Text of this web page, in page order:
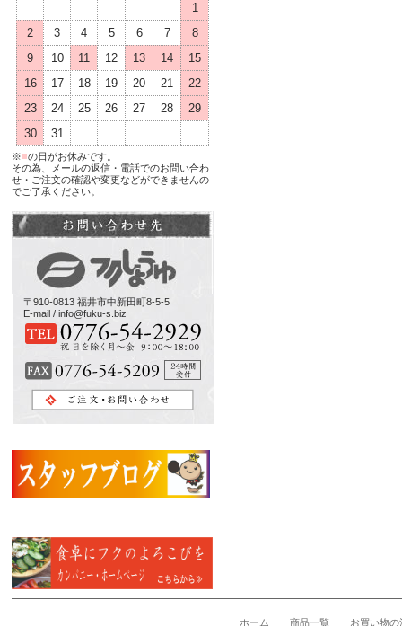
1
2
3 4 5 6 7
8
9
10 11 12 13 14
15
16
17 18 19 20 21
22
23
24 25 26 27 28
29
30
31
※■の日がお休みです。
その為、メールの返信・電話でのお問い合わ
せ・ご注文の確認や変更などができませんの
でご了承ください。
〒910-0813 福井市中新田町8-5-5
E-mail / info@fuku-s.biz
ホーム 商品一覧 お買い物の